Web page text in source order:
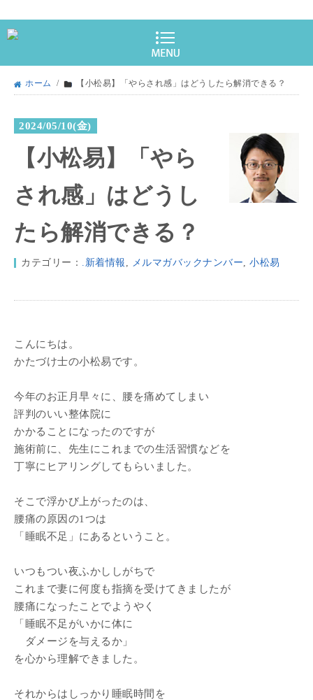
ホーム / 【小松易】「やらされ感」はどうしたら解消できる？
2024/05/10(金)
【小松易】「やら
され感」はどうし
たら解消できる？
カテゴリー： .新着情報 , メルマガバックナンバー, 小松易
こんにちは。
かたづけ士の小松易です。
今年のお正月早々に、腰を痛めてしまい
評判のいい整体院に
かかることになったのですが
施術前に、先生にこれまでの生活習慣などを
丁寧にヒアリングしてもらいました。
そこで浮かび上がったのは、
腰痛の原因の1つは
「睡眠不足」にあるということ。
いつもつい夜ふかししがちで
これまで妻に何度も指摘を受けてきましたが
腰痛になったことでようやく
「睡眠不足がいかに体に
ダメージを与えるか」
を心から理解できました。
それからはしっかり睡眠時間を